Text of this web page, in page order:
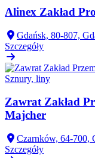
Alinex Zakład
Gdańsk, 80-807,
Szczegóły
Sznury, liny
Zawrat Zakład
Majcher
Czarnków, 64-700,
Szczegóły